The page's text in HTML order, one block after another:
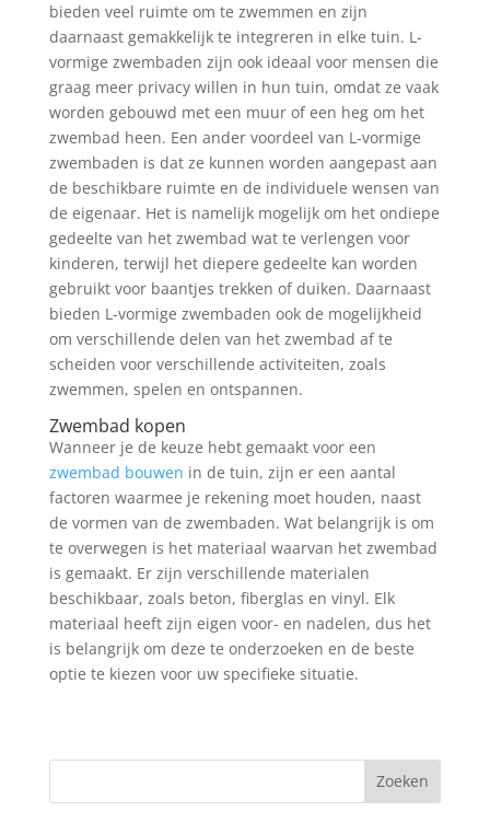
bieden veel ruimte om te zwemmen en zijn
daarnaast gemakkelijk te integreren in elke tuin. L-
vormige zwembaden zijn ook ideaal voor mensen die
graag meer privacy willen in hun tuin, omdat ze vaak
worden gebouwd met een muur of een heg om het
zwembad heen. Een ander voordeel van L-vormige
zwembaden is dat ze kunnen worden aangepast aan
de beschikbare ruimte en de individuele wensen van
de eigenaar. Het is namelijk mogelijk om het ondiepe
gedeelte van het zwembad wat te verlengen voor
kinderen, terwijl het diepere gedeelte kan worden
gebruikt voor baantjes trekken of duiken. Daarnaast
bieden L-vormige zwembaden ook de mogelijkheid
om verschillende delen van het zwembad af te
scheiden voor verschillende activiteiten, zoals
zwemmen, spelen en ontspannen.
Zwembad kopen
Wanneer je de keuze hebt gemaakt voor een
zwembad bouwen in de tuin, zijn er een aantal
factoren waarmee je rekening moet houden, naast
de vormen van de zwembaden. Wat belangrijk is om
te overwegen is het materiaal waarvan het zwembad
is gemaakt. Er zijn verschillende materialen
beschikbaar, zoals beton, fiberglas en vinyl. Elk
materiaal heeft zijn eigen voor- en nadelen, dus het
is belangrijk om deze te onderzoeken en de beste
optie te kiezen voor uw specifieke situatie.